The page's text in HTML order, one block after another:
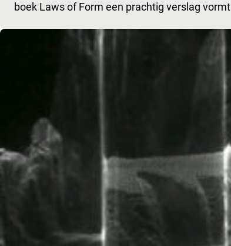
boek Laws of Form een prachtig verslag vormt